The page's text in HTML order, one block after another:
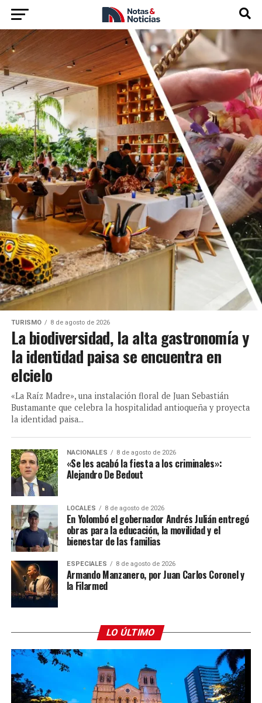
TURISMO 8 de agosto de 2026
La biodiversidad, la alta gastronomía y
la identidad paisa se encuentra en
elcielo
«La Raíz Madre», una instalación floral de Juan Sebastián
Bustamante que celebra la hospitalidad antioqueña y proyecta
la identidad paisa...
NACIONALES 8 de agosto de 2026
«Se les acabó la fiesta a los criminales»:
Alejandro De Bedout
LOCALES 8 de agosto de 2026
En Yolombó el gobernador Andrés Julián entregó
obras para la educación, la movilidad y el
bienestar de las familias
ESPECIALES 8 de agosto de 2026
Armando Manzanero, por Juan Carlos Coronel y
la Filarmed
LO ÚLTIMO